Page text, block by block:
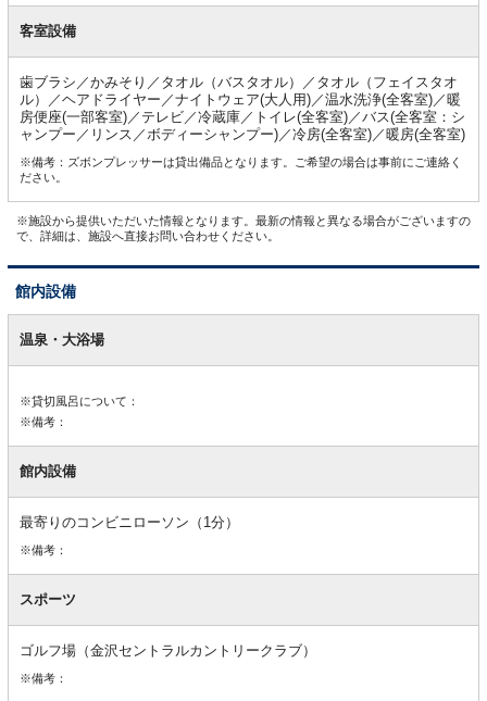
客室設備
歯ブラシ／かみそり／タオル（バスタオル）／タオル（フェイスタオ
ル）／ヘアドライヤー／ナイトウェア(大人用)／温水洗浄(全客室)／暖
房便座(一部客室)／テレビ／冷蔵庫／トイレ(全客室)／バス(全客室：シ
ャンプー／リンス／ボディーシャンプー)／冷房(全客室)／暖房(全客室)
※備考：ズボンプレッサーは貸出備品となります。ご希望の場合は事前にご連絡く
ださい。
※施設から提供いただいた情報となります。最新の情報と異なる場合がございますの
で、詳細は、施設へ直接お問い合わせください。
館内設備
内温泉・大浴場
※貸切風呂について：
※備考：
館内設備
最寄りのコンビニローソン（1分）
※備考：
スポーツ
ゴルフ場（金沢セントラルカントリークラブ）
※備考：